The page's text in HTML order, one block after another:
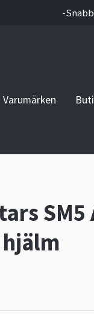
-
Varumärken
SM5